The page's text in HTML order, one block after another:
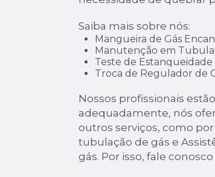
Saiba mais sobre nós:
Mangueira de Gás
Manutenção em
Teste de Estanqueidade
Troca de Regulador de
Nossos profissionais
adequadamente, nós
outros serviços, como
tubulação de gás e
gás. Por isso, fale